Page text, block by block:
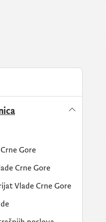
Gore
Crne Gore
Vlade Crne Gore